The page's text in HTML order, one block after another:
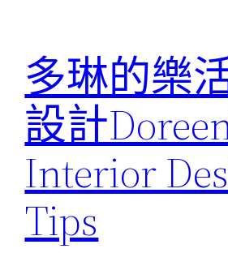
多琳的樂
設計
Interior
Tips